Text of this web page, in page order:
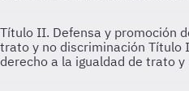
Título II. Defensa y promoción
trato y no discriminación Título
derecho a la igualdad de trato